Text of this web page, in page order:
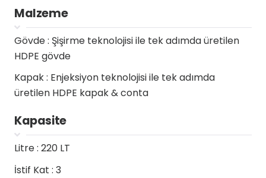
Malzeme
Gövde : Şişirme teknolojisi ile tek adımda üretilen
HDPE gövde
Kapak : Enjeksiyon teknolojisi ile tek adımda
üretilen HDPE kapak & conta
Kapasite
Litre : 220 LT
İstif Kat : 3